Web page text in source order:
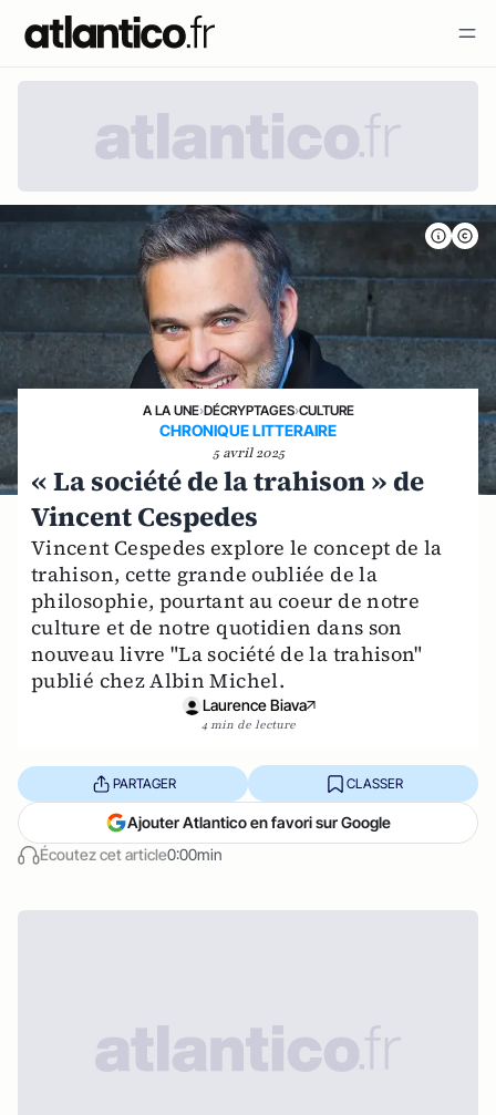
A LA UNE›DÉCRYPTAGES›CULTURE
CHRONIQUE LITTERAIRE
5 avril 2025
« La société de la trahison » de
Vincent Cespedes
Vincent Cespedes explore le concept de la
trahison, cette grande oubliée de la
philosophie, pourtant au coeur de notre
culture et de notre quotidien dans son
nouveau livre "La société de la trahison"
publié chez Albin Michel.
Laurence Biava
4 min de lecture
Écoutez cet article0:00min
PARTAGER CLASSER
Ajouter Atlantico en favori sur Google